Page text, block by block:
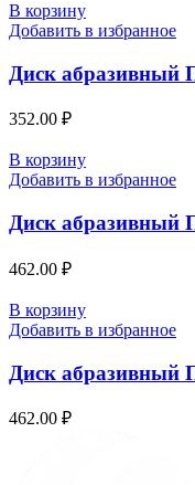
В корзину
Добавить в избранное
Диск
352.00 ₽
В корзину
Добавить в избранное
Диск
462.00 ₽
В корзину
Добавить в избранное
Диск
462.00 ₽